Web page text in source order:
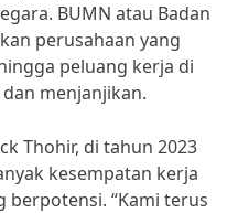
BUMN atau Badan
perusahaan yang
peluang kerja di
menjanjikan.
Thohir, di tahun 2023
kesempatan kerja
berpotensi. “Kami terus